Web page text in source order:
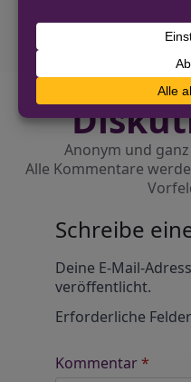
Anonym und
Alle Kommentare
Schreibe
Deine E-Mail-
veröffentlicht.
Erforderliche
Kommentar*